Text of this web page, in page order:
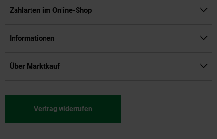
Zahlarten im Online-Shop
Informationen
Über Marktkauf
Vertrag widerrufen